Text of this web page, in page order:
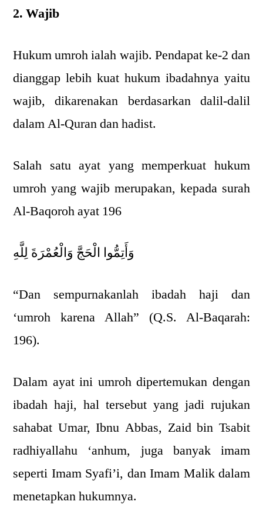
2. Wajib
Hukum umroh ialah wajib. Pendapat ke-2 dan
dianggap lebih kuat hukum ibadahnya yaitu
wajib, dikarenakan berdasarkan dalil-dalil
dalam Al-Quran dan hadist.
Salah satu ayat yang memperkuat hukum
umroh yang wajib merupakan, kepada surah
Al-Baqoroh ayat 196
وَأَتِمُّوا الْحَجَّ وَالْعُمْرَةَ لِلَّهِ
“Dan sempurnakanlah ibadah haji dan
‘umroh karena Allah” (Q.S. Al-Baqarah:
196).
Dalam ayat ini umroh dipertemukan dengan
ibadah haji, hal tersebut yang jadi rujukan
sahabat Umar, Ibnu Abbas, Zaid bin Tsabit
radhiyallahu ‘anhum, juga banyak imam
seperti Imam Syafi’i, dan Imam Malik dalam
menetapkan hukumnya.